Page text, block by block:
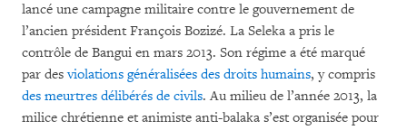
lancé une campagne militaire contre le gouvernement de
l’ancien président François Bozizé. La Seleka a pris le
contrôle de Bangui en mars 2013. Son régime a été marqué
par desviolations généralisées des droits humains, y compris
des meurtres délibérés de civils. Au milieu de l’année 2013, la
milice chrétienne et animiste anti-balaka s’est organisée pour